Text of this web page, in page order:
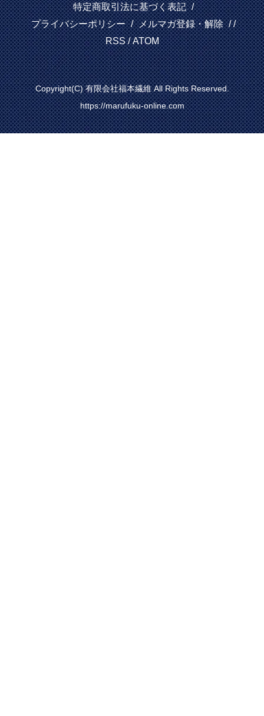
特定商取引法に基づく表記 /
プライバシーポリシー / メルマガ登録・解除 / /
RSS/ATOM
Copyright(C) 有限会社福本繊維 All Rights Reserved.
https://marufuku-online.com